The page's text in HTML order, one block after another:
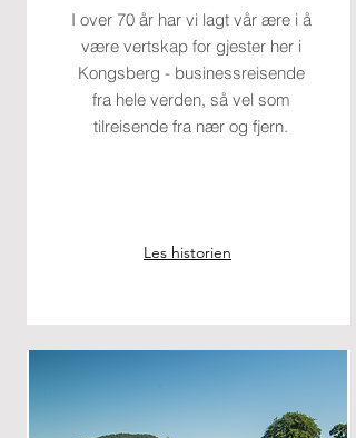
I over 70 år har vi lagt vår ære i å
være vertskap for gjester her i
Kongsberg - businessreisende
fra hele verden, så vel som
tilreisende fra nær og fjern.
Les historien